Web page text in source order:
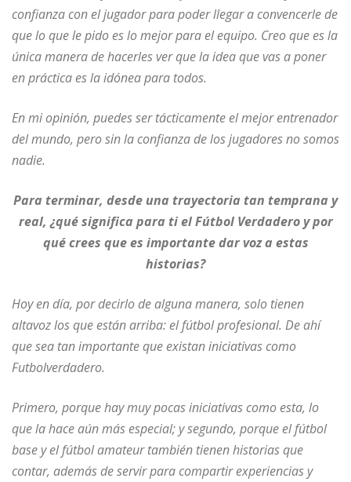
confianza con el jugador para poder llegar a convencerle de
que lo que le pido es lo mejor para el equipo. Creo que es la
única manera de hacerles ver que la idea que vas a poner
en práctica es la idónea para todos.
En mi opinión, puedes ser tácticamente el mejor entrenador
del mundo, pero sin la confianza de los jugadores no somos
nadie.
Para terminar, desde una trayectoria tan temprana y
real, ¿qué significa para ti el Fútbol Verdadero y por
qué crees que es importante dar voz a estas
historias?
Hoy en día, por decirlo de alguna manera, solo tienen
altavoz los que están arriba: el fútbol profesional. De ahí
que sea tan importante que existan iniciativas como
Futbolverdadero.
Primero, porque hay muy pocas iniciativas como esta, lo
que la hace aún más especial; y segundo, porque el fútbol
base y el fútbol amateur también tienen historias que
contar, además de servir para compartir experiencias y